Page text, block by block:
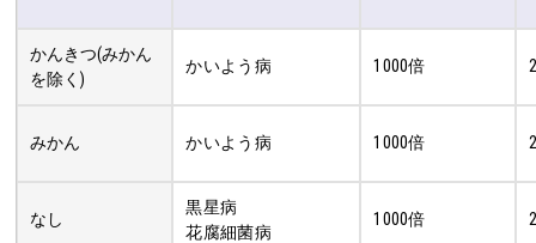
かんきつ(みかん
を除く)
かいよう病 1000倍
みかん かいよう病 1000倍
なし
黒星病
花腐細菌病
1000倍